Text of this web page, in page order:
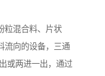
粒混合料、片状
流向的设备，三通
或两进一出，通过